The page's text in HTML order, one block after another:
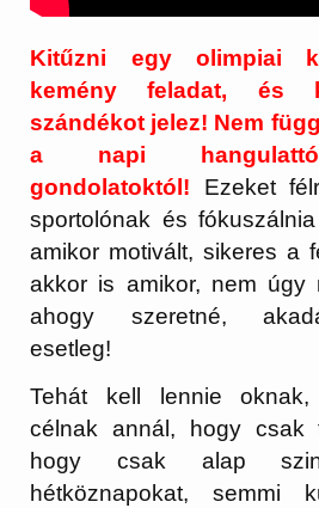
Kitűzni egy olimpiai
kemény feladat, és
szándékot jelez! Nem
a napi
gondolatoktól!
Ezeket
sportolónak és
amikor motivált, sikeres a
akkor is amikor, nem úgy
ahogy szeretné,
esetleg!
Tehát kell lennie oknak,
célnak annál, hogy csak
hogy csak alap
hétköznapokat, semmi